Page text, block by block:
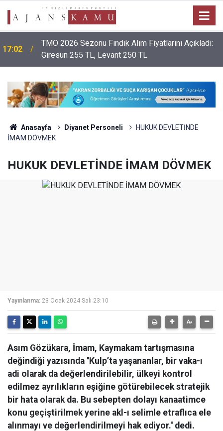
17:02
TMO 2026 Sezonu Fındık Alım Fiyatlarını Açıkladı:
Giresun 255 TL, Levant 250 TL
Anasayfa Diyanet Personeli
HUKUK DEVLETİNDE
İMAM DÖVMEK
HUKUK DEVLETİNDE İMAM DÖVMEK
Yayınlanma: 23 Ocak 2024 Salı 23:10
Asım Gözükara, İmam, Kaymakam tartışmasına
değindiği yazısında ''Kulp’ta yaşananlar, bir vaka-ı
adi olarak da değerlendirilebilir, ülkeyi kontrol
edilmez ayrılıkların eşiğine götürebilecek stratejik
bir hata olarak da. Bu sebepten dolayı kanaatimce
konu geçiştirilmek yerine akl-ı selimle etraflıca ele
alınmayı ve değerlendirilmeyi hak ediyor.'' dedi.